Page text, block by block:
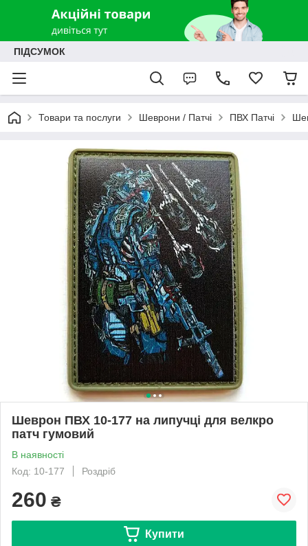
ПІДСУМОК
Товари та послуги Шеврони / Патчі ПВХ Патчі
Шеврон ПВХ 10-177 на липучці для велкро
патч гумовий
В наявності
Код: 10-177
Роздріб
260 ₴
Купити